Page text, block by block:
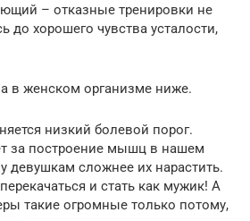
– отказные тренировки не
до хорошего чувства усталости,
в женском организме ниже.
низкий болевой порог.
за построение мышц в нашем
девушкам сложнее их нарастить.
и стать как мужик! А
такие огромные только потому,